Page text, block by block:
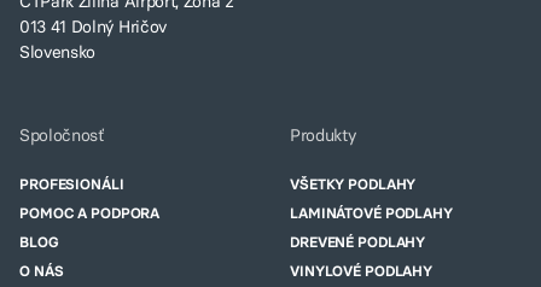
013 41 Dolný Hričov
Slovensko
Spoločnosť
PROFESIONÁLI
POMOC A PODPORA
BLOG
O NÁS
Produkty
VŠETKY PODLAHY
LAMINÁTOVÉ PODLAHY
DREVENÉ PODLAHY
VINYLOVÉ PODLAHY